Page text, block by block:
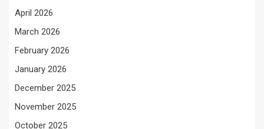
April 2026
March 2026
February 2026
January 2026
December 2025
November 2025
October 2025